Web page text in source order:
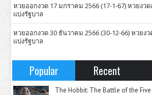
หวยออกงวด 17 มกราคม 2566 (17-1-67) หวยงว
แบ่งรัฐบาล
หวยออกงวด 30 ธันวาคม 2566 (30-12-66) หวยง
แบ่งรัฐบาล
Popular Recent
The Hobbit: The Battle of the